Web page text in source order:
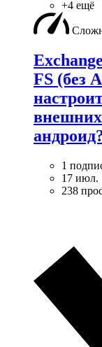
+4 ещё
FS (без
внешних
1
17 июл.
238